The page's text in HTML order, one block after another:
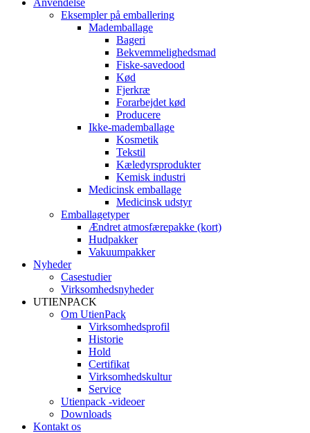
Anvendelse
Eksempler på emballering
Mademballage
Bageri
Bekvemmelighedsmad
Fiske-savedood
Kød
Fjerkræ
Forarbejdet kød
Producere
Ikke-mademballage
Kosmetik
Tekstil
Kæledyrsprodukter
Kemisk industri
Medicinsk emballage
Medicinsk udstyr
Emballagetyper
Ændret atmosfærepakke (kort)
Hudpakker
Vakuumpakker
Nyheder
Casestudier
Virksomhedsnyheder
UTIENPACK
Om UtienPack
Virksomhedsprofil
Historie
Hold
Certifikat
Virksomhedskultur
Service
Utienpack -videoer
Downloads
Kontakt os